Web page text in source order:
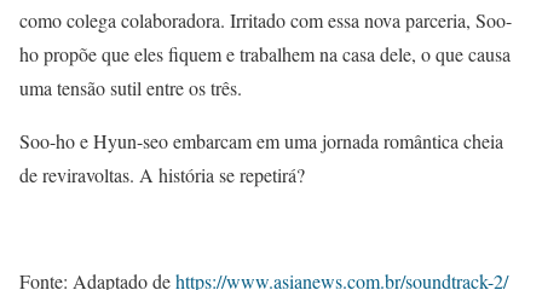
como colega colaboradora. Irritado com essa nova parceria, Soo-
ho propõe que eles fiquem e trabalhem na casa dele, o que causa
uma tensão sutil entre os três.
Soo-ho e Hyun-seo embarcam em uma jornada romântica cheia
de reviravoltas. A história se repetirá?
Fonte: Adaptado dehttps://www.asianews.com.br/soundtrack-2/